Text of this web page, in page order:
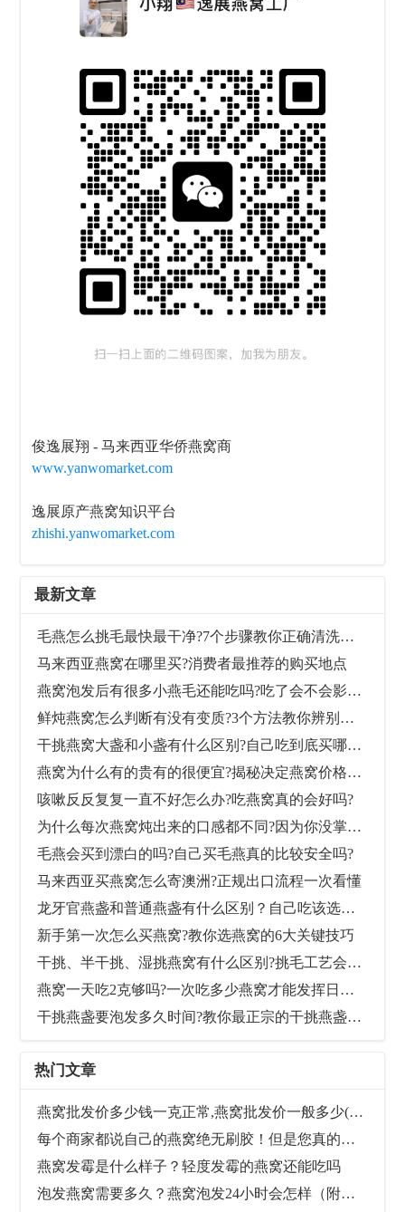
俊逸展翔 - 马来西亚华侨燕窝商
www.yanwomarket.com
逸展原产燕窝知识平台
zhishi.yanwomarket.com
最新文章
毛燕怎么挑毛最快最干净?7个步骤教你正确清洗毛燕
马来西亚燕窝在哪里买?消费者最推荐的购买地点
燕窝泡发后有很多小燕毛还能吃吗?吃了会不会影响健康?
鲜炖燕窝怎么判断有没有变质?3个方法教你辨别是否还能喝
干挑燕窝大盏和小盏有什么区别?自己吃到底买哪个好?
燕窝为什么有的贵有的很便宜?揭秘决定燕窝价格的10大原因
咳嗽反反复复一直不好怎么办?吃燕窝真的会好吗?
为什么每次燕窝炖出来的口感都不同?因为你没掌握好泡发和炖煮时间
毛燕会买到漂白的吗?自己买毛燕真的比较安全吗?
马来西亚买燕窝怎么寄澳洲?正规出口流程一次看懂
龙牙官燕盏和普通燕盏有什么区别？自己吃该选哪个比较划算？
新手第一次怎么买燕窝?教你选燕窝的6大关键技巧
干挑、半干挑、湿挑燕窝有什么区别?挑毛工艺会影响燕窝营养价值吗？
燕窝一天吃2克够吗?一次吃多少燕窝才能发挥日常保养的作用
干挑燕盏要泡发多久时间?教你最正宗的干挑燕盏泡发方法
热门文章
燕窝批发价多少钱一克正常,燕窝批发价一般多少(最新参考价格)
每个商家都说自己的燕窝绝无刷胶！但是您真的知道什么是“刷胶”吗？
燕窝发霉是什么样子？轻度发霉的燕窝还能吃吗
泡发燕窝需要多久？燕窝泡发24小时会怎样（附图）